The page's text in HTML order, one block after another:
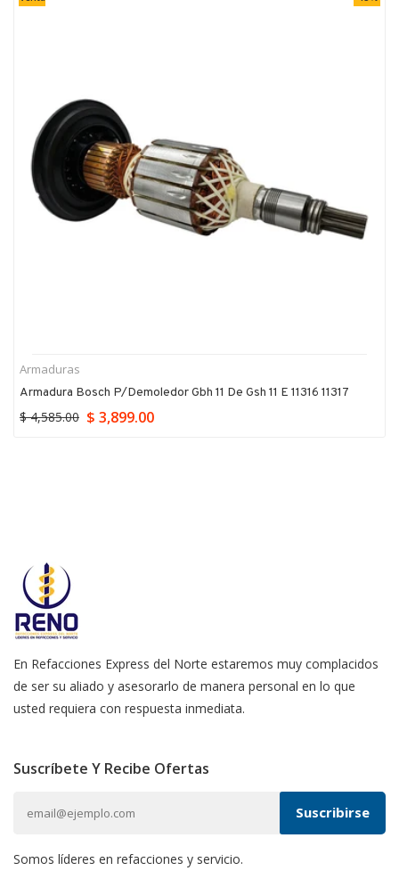
Armaduras
Armadura Bosch P/demoledor Gbh 11 De Gsh 11 E 11316 11317
$ 4,585.00 $ 3,899.00
En Refacciones Express del Norte estaremos muy complacidos
de ser su aliado y asesorarlo de manera personal en lo que
usted requiera con respuesta inmediata.
Suscríbete Y Recibe Ofertas
Somos líderes en refacciones y servicio.